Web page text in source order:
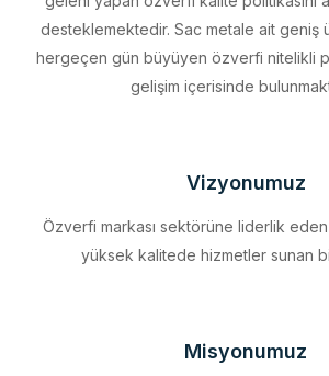
hergeçen gün büyüyen özverfi nitelikli
gelişim içerisinde
Özverfi markası sektörüne liderlik eden
Özverfi markası çalıştığı firmaların